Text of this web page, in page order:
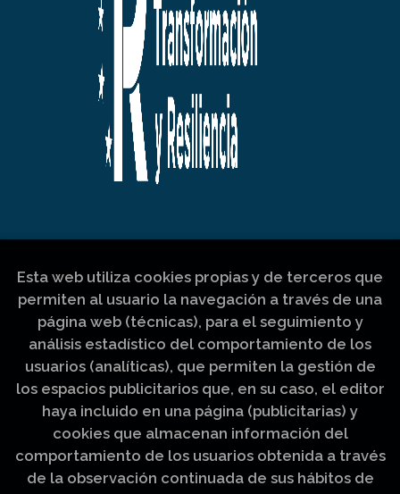
Esta web utiliza cookies propias y de terceros que
permiten al usuario la navegación a través de una
página web (técnicas), para el seguimiento y
análisis estadístico del comportamiento de los
usuarios (analíticas), que permiten la gestión de
los espacios publicitarios que, en su caso, el editor
haya incluido en una página (publicitarias) y
cookies que almacenan información del
comportamiento de los usuarios obtenida a través
de la observación continuada de sus hábitos de